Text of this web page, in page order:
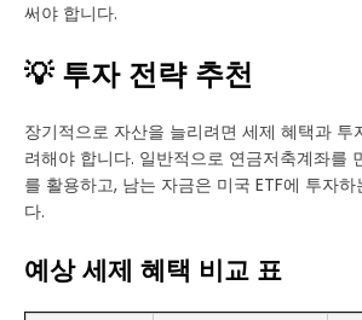
써야 합니다.
💡 투자 전략 추천
장기적으로 자산을 늘리려면 세제 혜택과 투
려해야 합니다. 일반적으로 연금저축계좌를
를 활용하고, 남는 자금은 미국 ETF에 투자
다.
예상 세제 혜택 비교 표